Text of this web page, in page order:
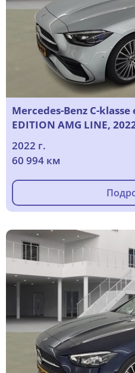
Mercedes-Benz C-
EDITION AMG LINE,
2022 г.
60 994 км